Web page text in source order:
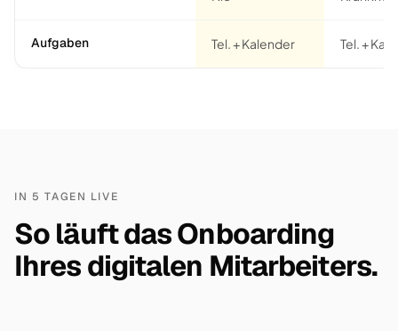
Aufgaben Tel. + Kalender Tel. +
IN 5 TAGEN LIVE
So läuft das Onboarding
Ihres digitalen Mitarbeiters.